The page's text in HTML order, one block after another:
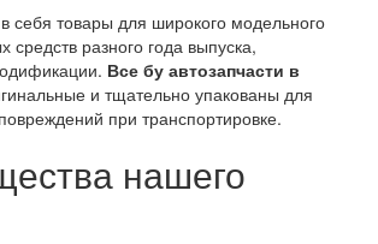
себя товары для широкого модельного
средств разного года выпуска,
Все бу автозапчасти в
и тщательно упакованы для
при транспортировке.
нашего